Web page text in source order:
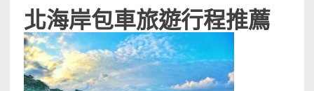
北海岸包車旅遊行程推薦